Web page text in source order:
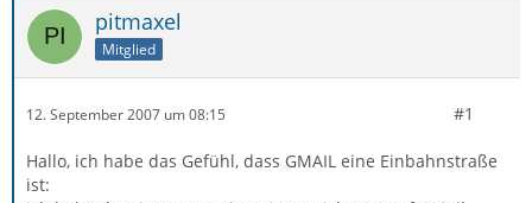
pitmaxel
Mitglied
12. September 2007 um 08:15 #1
Hallo, ich habe das Gefühl, dass GMAIL eine Einbahnstraße
ist: